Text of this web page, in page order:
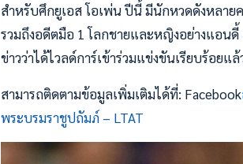
สำหรับศึกยูเอส โอเพ่น ปีนี้ มีนักหวดดังหลาย
รวมถึงอดีตมือ 1 โลกชายและหญิงอย่างแอน
ข่าวว่าได้ไวลด์การ์เข้าร่วมแข่งขันเรียบร้อยแล้
สามารถติดตามข้อมูลเพิ่มเติมได้ที่: Facebook
พระบรมราชูปถัมภ์ – LTAT